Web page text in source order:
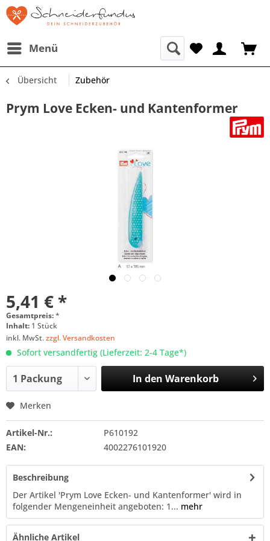
Menü
Übersicht Zubehör
Prym Love Ecken- und Kantenformer
5,41 € *
Gesamtpreis:*
Inhalt: 1 Stück
inkl. MwSt.zzgl. Versandkosten
Sofort versandfertig (Lieferzeit: 2-4 Tage*)
In den Warenkorb
Merken
Artikel-Nr.:
P610192
EAN:
4002276101920
Beschreibung
Der Artikel 'Prym Love Ecken- und Kantenformer' wird in
folgender Mengeneinheit angeboten: 1... mehr
Ähnliche Artikel